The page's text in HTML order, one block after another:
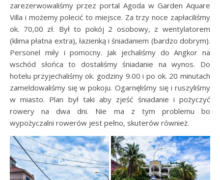
zarezerwowaliśmy przez portal Agoda w Garden Aquare
Villa i możemy polecić to miejsce. Za trzy noce zapłaciliśmy
ok. 70,00 zł. Był to pokój 2 osobowy, z wentylatorem
(klima płatna extra), łazienką i śniadaniem (bardzo dobrym).
Personel miły i pomocny. Jak jechaliśmy do Angkor na
wschód słońca to dostaliśmy śniadanie na wynos. Do
hotelu przyjechaliśmy ok. godziny 9.00 i po ok. 20 minutach
zameldowaliśmy się w pokoju. Ogarnęliśmy się i ruszyliśmy
w miasto. Plan był taki aby zjeść śniadanie i pożyczyć
rowery na dwa dni. Nie ma z tym problemu bo
wypożyczalni rowerów jest pełno, skuterów również.